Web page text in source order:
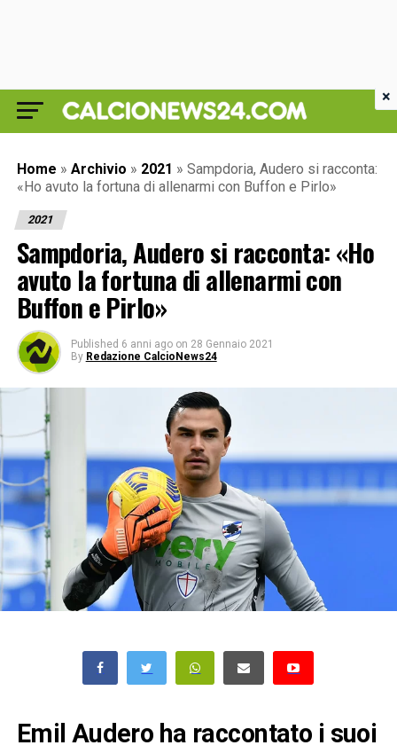
Home » Archivio » 2021 » Sampdoria, Audero si racconta:
«Ho avuto la fortuna di allenarmi con Buffon e Pirlo»
2021
Sampdoria, Audero si racconta: «Ho
avuto la fortuna di allenarmi con
Buffon e Pirlo»
Published 6 anni ago on 28 Gennaio 2021
By Redazione CalcioNews24
Emil Audero ha raccontato i suoi
×